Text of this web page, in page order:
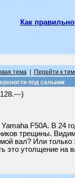
Как
тема| Перейти к
под сальник
)
F50A. В 24
трещины.
вал? Или только
это утолщение на